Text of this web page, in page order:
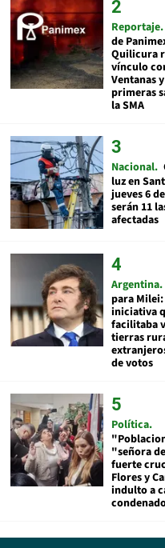
Reportaje
de
Quilicura
vínculo
Ventanas
primeras
la SMA
Nacional
luz en
jueves 6
serán 11
afectadas
Argentina
para
iniciativa
facilitaba
tierras
de votos
Política
"señora
fuerte
Flores y
indulto a